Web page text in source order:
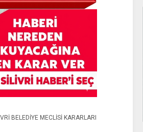
BELEDIYE MECLISI KARARLARI